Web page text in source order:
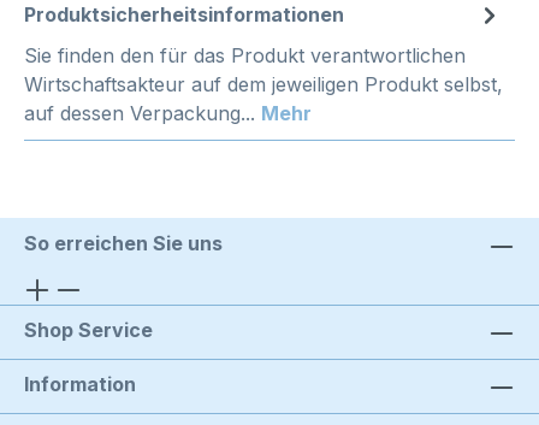
Produktsicherheitsinformationen
Sie finden den für das Produkt verantwortlichen
Wirtschaftsakteur auf dem jeweiligen Produkt selbst,
auf dessen Verpackung... Mehr
So erreichen Sie uns
Shop Service
Information